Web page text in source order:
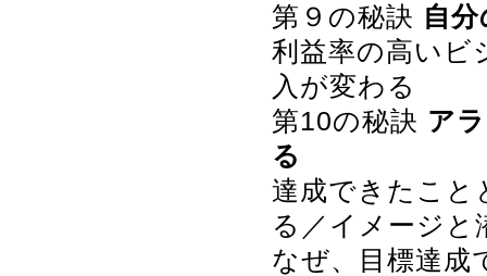
第９の秘訣 自
利益率の高いビ
入が変わる
第10の秘訣 ア
る
達成できたこと
る／イメージと
なぜ、目標達成